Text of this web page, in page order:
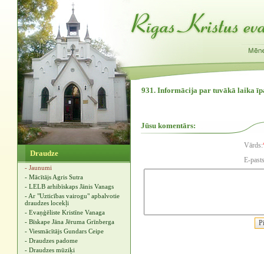
Draudze
- Jaunumi
- Mācītājs Agris Sutra
- LELB arhibīskaps Jānis Vanags
- Ar "Uzticības vairogu" apbalvotie
draudzes locekļi
- Evaņģēliste Kristīne Vanaga
- Bīskape Jāna Jēruma Grīnberga
- Viesmācītājs Gundars Ceipe
- Draudzes padome
- Draudzes mūziķi
931. Informācija par tuvākā laika
Jūsu komentārs:
Vārds:
E-